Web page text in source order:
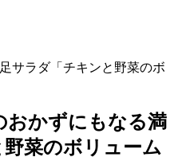
サラダ「チキンと野菜のボ
おかずにもなる満
菜のボリューム